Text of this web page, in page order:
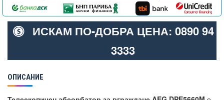
ИСКАМ ПО-ДОБРА ЦЕНА: 0890 94
3333
ОПИСАНИЕ